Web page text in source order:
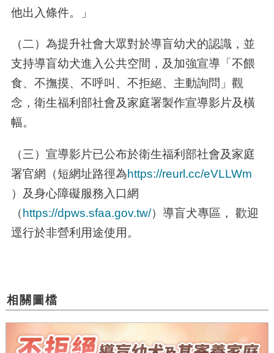
他出入條件。」
（二）為提升社會大眾對於導盲幼犬的認識，並
支持導盲幼犬進入公共空間，及加強宣導「不餵
食、不撫摸、不呼叫、不拒絕、主動詢問」觀
念，衛生福利部社會及家庭署製作宣導影片及橫
幅。
（三）宣導影片已公布於衛生福利部社會及家庭
署官網（短網址路徑為https://reurl.cc/eVLLWm
）及身心障礙服務入口網
（https://dpws.sfaa.gov.tw/）導盲犬專區， 歡迎
逕行於非營利用途使用。
相關圖檔